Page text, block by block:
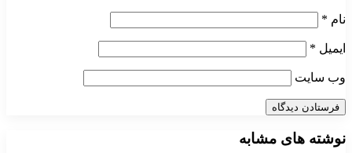
نام *
ایمیل *
وب‌ سایت
نوشته های مشابه